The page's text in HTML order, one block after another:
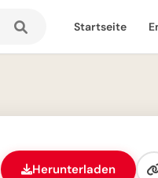
Startseite
Herunterladen